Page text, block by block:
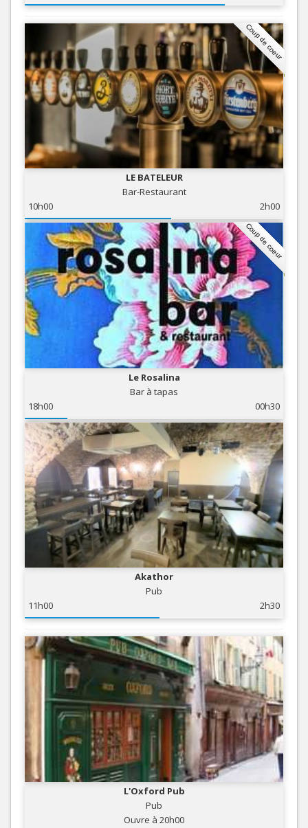
Coup de coeur
LE BATELEUR
Bar-Restaurant
10h00
2h00
Coup de coeur
Le Rosalina
Bar à tapas
18h00
00h30
Akathor
Pub
11h00
2h30
L'Oxford Pub
Pub
Ouvre à 20h00